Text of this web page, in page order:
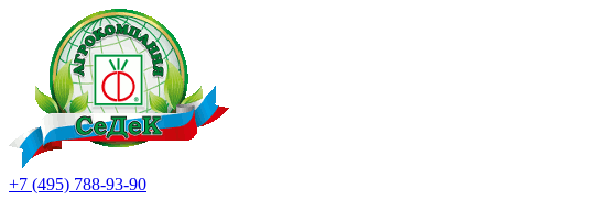
+7 (495) 788-93-90